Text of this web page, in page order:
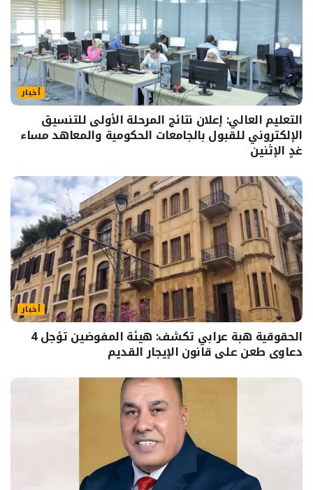
أخبار
التعليم العالي: إعلان نتائج المرحلة الأولى للتنسيق
الإلكتروني للقبول بالجامعات الحكومية والمعاهد مساء
غدٍ الإثنين
أخبار
الحقوقية هبة عرابي تكشف: هيئة المفوضين تؤجل 4
دعاوى طعن على قانون الإيجار القديم